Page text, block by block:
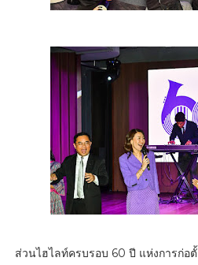
ส่วนไฮไลท์ครบรอบ 60 ปี แห่งการก่อ